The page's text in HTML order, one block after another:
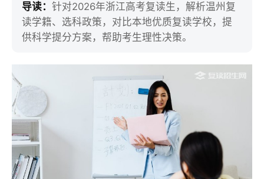
导读：针对2026年浙江高考复读生，解析温州复
读学籍、选科政策，对比本地优质复读学校，提
供科学提分方案，帮助考生理性决策。